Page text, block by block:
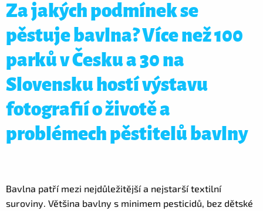
Za jakých podmínek se
pěstuje bavlna? Více než 100
parků v Česku a 30 na
Slovensku hostí výstavu
fotografií o životě a
problémech pěstitelů bavlny
Bavlna patří mezi nejdůležitější a nejstarší textilní
suroviny. Většina bavlny s minimem pesticidů, bez dětské